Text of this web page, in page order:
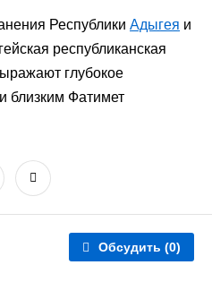
Республики Адыгея и
республиканская
глубокое
близким Фатимет
Обсудить (0)